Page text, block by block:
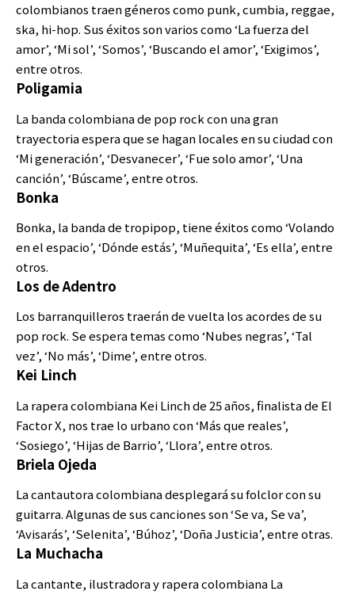
colombianos traen géneros como punk, cumbia, reggae,
ska, hi-hop. Sus éxitos son varios como ‘La fuerza del
amor’, ‘Mi sol’, ‘Somos’, ‘Buscando el amor’, ‘Exigimos’,
entre otros.
Poligamia
La banda colombiana de pop rock con una gran
trayectoria espera que se hagan locales en su ciudad con
‘Mi generación’, ‘Desvanecer’, ‘Fue solo amor’, ‘Una
canción’, ‘Búscame’, entre otros.
Bonka
Bonka, la banda de tropipop, tiene éxitos como ‘Volando
en el espacio’, ‘Dónde estás’, ‘Muñequita’, ‘Es ella’, entre
otros.
Los de Adentro
Los barranquilleros traerán de vuelta los acordes de su
pop rock. Se espera temas como ‘Nubes negras’, ‘Tal
vez’, ‘No más’, ‘Dime’, entre otros.
Kei Linch
La rapera colombiana Kei Linch de 25 años, finalista de El
Factor X, nos trae lo urbano con ‘Más que reales’,
‘Sosiego’, ‘Hijas de Barrio’, ‘Llora’, entre otros.
Briela Ojeda
La cantautora colombiana desplegará su folclor con su
guitarra. Algunas de sus canciones son ‘Se va, Se va’,
‘Avisarás’, ‘Selenita’, ‘Búhoz’, ‘Doña Justicia’, entre otras.
La Muchacha
La cantante, ilustradora y rapera colombiana La